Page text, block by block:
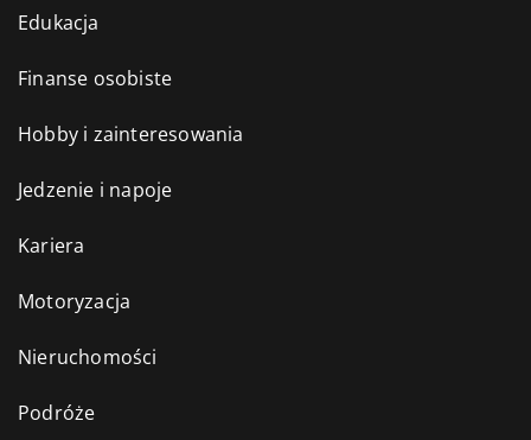
Edukacja
Finanse osobiste
Hobby i zainteresowania
Jedzenie i napoje
Kariera
Motoryzacja
Nieruchomości
Podróże